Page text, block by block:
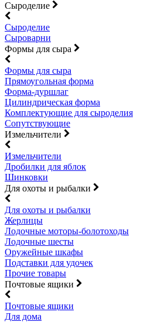
Сыроделие
Сыроделие
Сыроварни
Формы для сыра
Формы для сыра
Прямоугольная форма
Форма-дуршлаг
Цилиндрическая форма
Комплектующие для сыроделия
Сопутствующие
Измельчители
Измельчители
Дробилки для яблок
Шинковки
Для охоты и рыбалки
Для охоты и рыбалки
Жерлицы
Лодочные моторы-болотоходы
Лодочные шесты
Оружейные шкафы
Подставки для удочек
Прочие товары
Почтовые ящики
Почтовые ящики
Для дома